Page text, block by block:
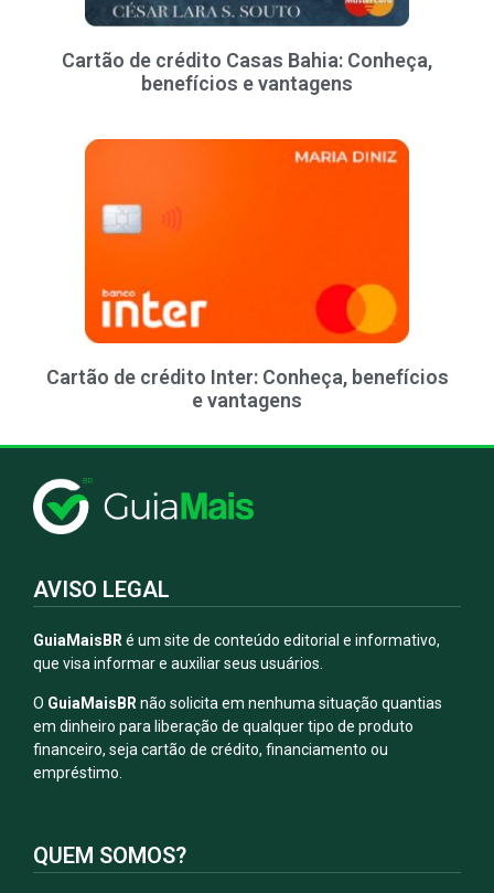
Cartão de crédito Casas Bahia: Conheça,
benefícios e vantagens
Cartão de crédito Inter: Conheça, benefícios
e vantagens
AVISO LEGAL
GuiaMaisBR é um site de conteúdo editorial e informativo,
que visa informar e auxiliar seus usuários.
O GuiaMaisBR não solicita em nenhuma situação quantias
em dinheiro para liberação de qualquer tipo de produto
financeiro, seja cartão de crédito, financiamento ou
empréstimo.
QUEM SOMOS?